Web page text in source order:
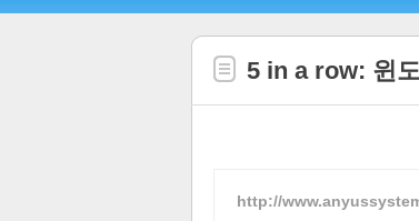
5 in a row: 윈
http://